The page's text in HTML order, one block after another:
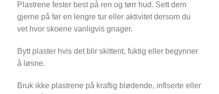
Plastrene fester best på ren og tørr hud. Sett dem
gjerne på før en lengre tur eller aktivitet dersom du
vet hvor skoene vanligvis gnager.
Bytt plaster hvis det blir skittent, fuktig eller begynner
å løsne.
Bruk ikke plastrene på kraftig blødende, infiserte eller